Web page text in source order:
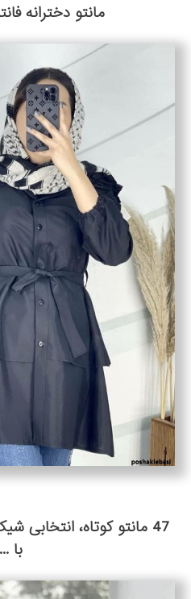
مانتو دخترانه
47 مانتو کوتاه،
با ...